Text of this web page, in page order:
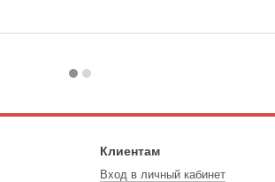
Клиентам
Вход в личный кабинет